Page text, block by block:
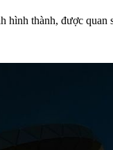
hình thành, được